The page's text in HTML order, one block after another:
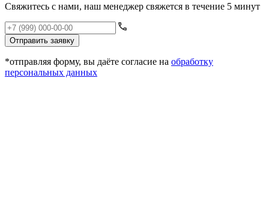
Свяжитесь с нами, наш менеджер свяжется в течение 5 минут
Отправить заявку
*отправляя форму, вы даёте согласие на обработку
персональных данных